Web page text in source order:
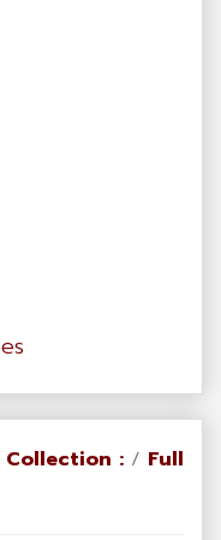
Collection : / Full